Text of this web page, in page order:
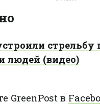
людей (видео)
GreenPost в